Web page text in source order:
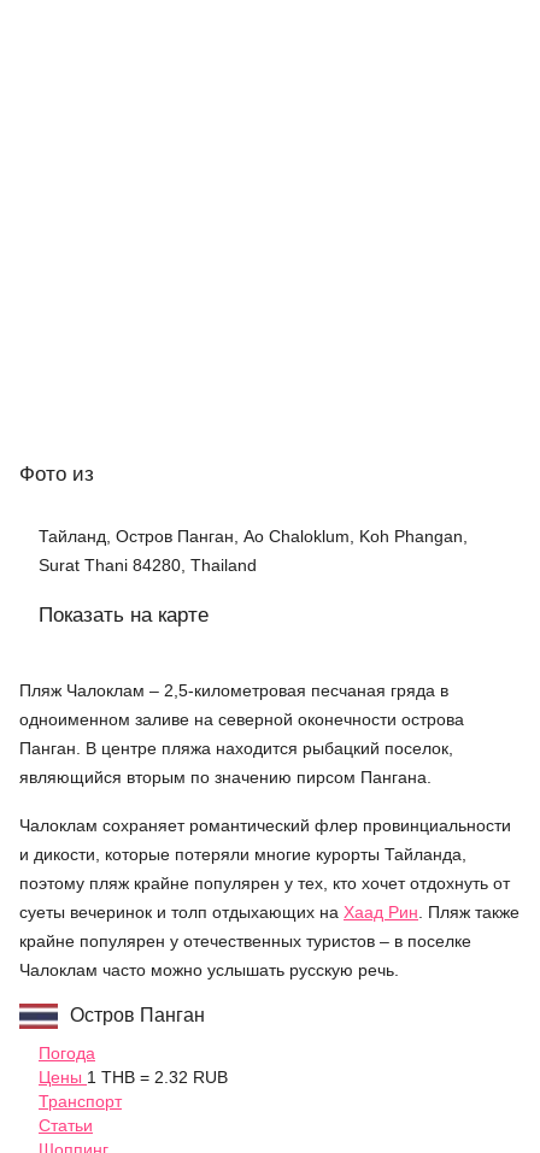
Фото из
Тайланд, Остров Панган, Ao Chaloklum, Koh Phangan,
Surat Thani 84280, Thailand
Показать на карте
Пляж Чалоклам – 2,5-километровая песчаная гряда в
одноименном заливе на северной оконечности острова
Панган. В центре пляжа находится рыбацкий поселок,
являющийся вторым по значению пирсом Пангана.
Чалоклам сохраняет романтический флер провинциальности
и дикости, которые потеряли многие курорты Тайланда,
поэтому пляж крайне популярен у тех, кто хочет отдохнуть от
суеты вечеринок и толп отдыхающих на Хаад Рин . Пляж также
крайне популярен у отечественных туристов – в поселке
Чалоклам часто можно услышать русскую речь.
Остров Панган
Погода
Цены 1 THB = 2.32 RUB
Транспорт
Статьи
Шоппинг